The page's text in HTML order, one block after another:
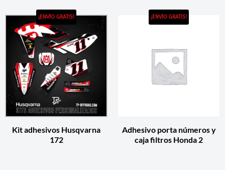
¡ENVÍO GRATIS!
Kit adhesivos Husqvarna
172
¡ENVÍO GRATIS!
Adhesivo porta números y
caja filtros Honda 2